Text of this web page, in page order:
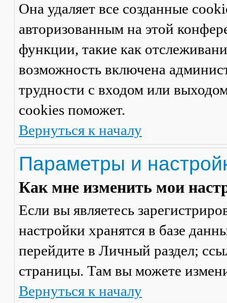
Она удаляет все созданные
авторизованным на этой
функции, такие как
возможность включена
трудности с входом или
cookies поможет.
Вернуться к началу
Параметры и
Как мне изменить мои
Если вы являетесь
настройки хранятся в базе
перейдите в Личный раздел;
страницы. Там вы можете
Вернуться к началу